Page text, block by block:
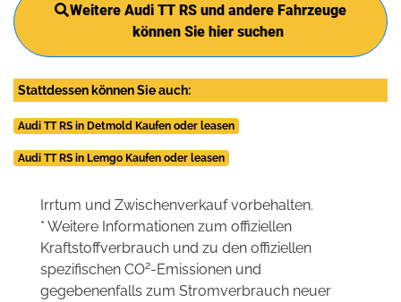
Weitere Audi TT RS und andere Fahrzeuge
können Sie hier suchen
Stattdessen können Sie auch:
Audi TT RS in Detmold Kaufen oder leasen
Audi TT RS in Lemgo Kaufen oder leasen
Irrtum und Zwischenverkauf vorbehalten.
* Weitere Informationen zum offiziellen
Kraftstoffverbrauch und zu den offiziellen
spezifischen CO2-Emissionen und
gegebenenfalls zum Stromverbrauch neuer